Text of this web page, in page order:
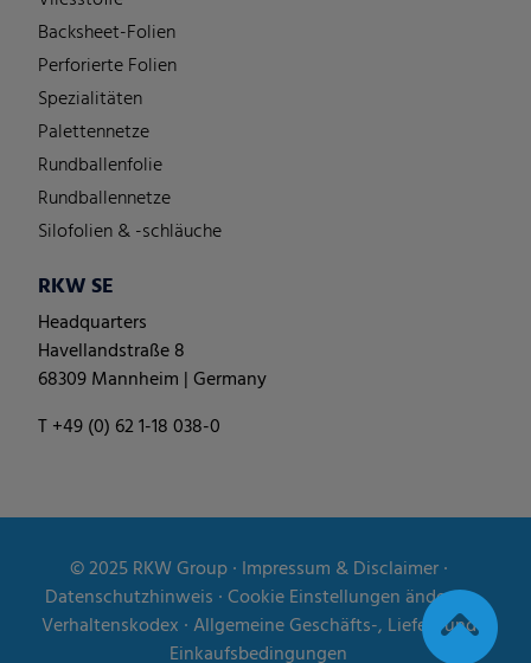
Backsheet-Folien
Perforierte Folien
Spezialitäten
Palettennetze
Rundballenfolie
Rundballennetze
Silofolien & -schläuche
RKW SE
Headquarters
Havellandstraße 8
68309 Mannheim | Germany
T +49 (0) 62 1-18 038-0
© 2025RKW Group∙ Impressum & Disclaimer∙
Datenschutzhinweis ∙Cookie Einstellungen ändern∙
Verhaltenskodex ∙Allgemeine Geschäfts-, Liefer- und
Einkaufsbedingungen